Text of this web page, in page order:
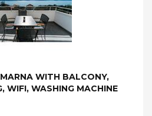
WITH BALCONY,
WIFI, WASHING MACHINE